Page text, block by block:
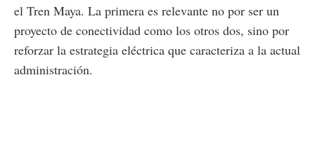
el Tren Maya. La primera es relevante no por ser un
proyecto de conectividad como los otros dos, sino por
reforzar la estrategia eléctrica que caracteriza a la actual
administración.